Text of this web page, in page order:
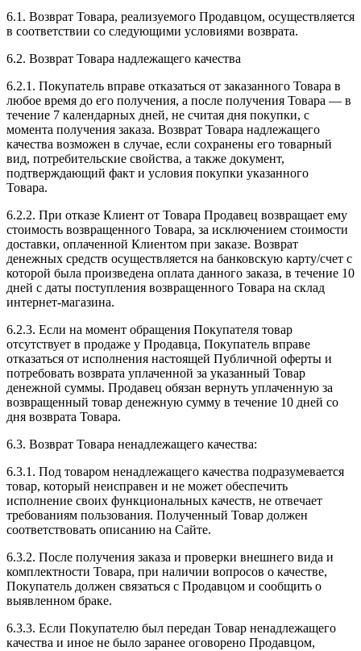
6.1. Возврат Товара, реализуемого Продавцом, осуществляется
в соответствии со следующими условиями возврата.
6.2. Возврат Товара надлежащего качества
6.2.1. Покупатель вправе отказаться от заказанного Товара в
любое время до его получения, а после получения Товара — в
течение 7 календарных дней, не считая дня покупки, с
момента получения заказа. Возврат Товара надлежащего
качества возможен в случае, если сохранены его товарный
вид, потребительские свойства, а также документ,
подтверждающий факт и условия покупки указанного
Товара.
6.2.2. При отказе Клиент от Товара Продавец возвращает ему
стоимость возвращенного Товара, за исключением стоимости
доставки, оплаченной Клиентом при заказе. Возврат
денежных средств осуществляется на банковскую карту/счет с
которой была произведена оплата данного заказа, в течение 10
дней с даты поступления возвращенного Товара на склад
интернет-магазина.
6.2.3. Если на момент обращения Покупателя товар
отсутствует в продаже у Продавца, Покупатель вправе
отказаться от исполнения настоящей Публичной оферты и
потребовать возврата уплаченной за указанный Товар
денежной суммы. Продавец обязан вернуть уплаченную за
возвращенный товар денежную сумму в течение 10 дней со
дня возврата Товара.
6.3. Возврат Товара ненадлежащего качества:
6.3.1. Под товаром ненадлежащего качества подразумевается
товар, который неисправен и не может обеспечить
исполнение своих функциональных качеств, не отвечает
требованиям пользования. Полученный Товар должен
соответствовать описанию на Сайте.
6.3.2. После получения заказа и проверки внешнего вида и
комплектности Товара, при наличии вопросов о качестве,
Покупатель должен связаться с Продавцом и сообщить о
выявленном браке.
6.3.3. Если Покупателю был передан Товар ненадлежащего
качества и иное не было заранее оговорено Продавцом,